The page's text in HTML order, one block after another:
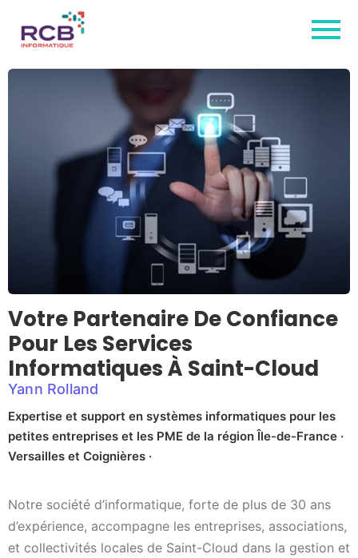
Votre Partenaire De Confiance
Pour Les Services
Informatiques À Saint-Cloud
Yann Rolland
Expertise et support en systèmes informatiques pour les
petites entreprises et les PME de la région Île-de-France ·
Versailles et Coignières ·
Notre société d’informatique, forte de plus de 30 ans
d’expérience, accompagne les entreprises, associations,
et collectivités locales de Saint-Cloud dans la gestion et